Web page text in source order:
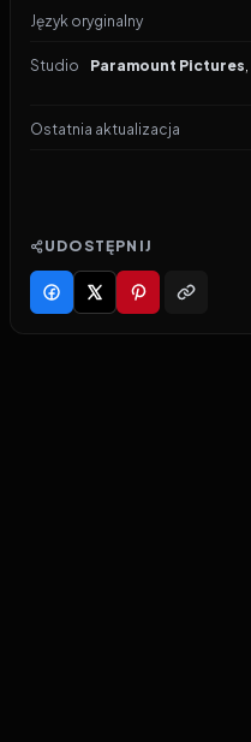
Język oryginalny
Studio Paramount Pictures,
Ostatnia aktualizacja
UDOSTĘPNIJ